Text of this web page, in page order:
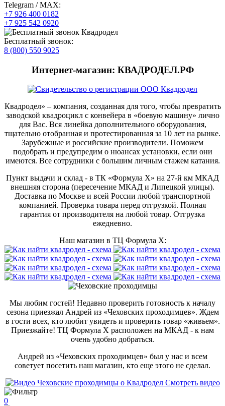
Telegram / MAX:
+7 926 400 0182
+7 925 542 0920
Бесплатный звонок:
8 (800) 550 9025
Интернет-магазин: КВАДРОДЕЛ.РФ
Квадродел» – компания, созданная для того, чтобы превратить
заводской квадроцикл с конвейера в «боевую машину» лично
для Вас. Вся линейка дополнительного оборудования,
тщательно отобранная и протестированная за 10 лет на рынке.
Зарубежные и российские производители. Поможем
подобрать и предупредим о нюансах установки, если они
имеются. Все сотрудники с большим личным стажем катания.
Пункт выдачи и склад - в ТК «Формула X» на 27-й км МКАД
внешняя сторона (пересечение МКАД и Липецкой улицы).
Доставка по Москве и всей России любой транспортной
компанией. Проверка товара перед отгрузкой. Полная
гарантия от производителя на любой товар. Отгрузка
ежедневно.
Наш магазин в ТЦ Формула Х:
Мы любим гостей! Недавно проверить готовность к началу
сезона приезжал Андрей из «Чеховских проходимцев». Ждем
в гости всех, кто любит увидеть и проверить товар «живьем».
Приезжайте! ТЦ Формула Х расположен на МКАД - к нам
очень удобно добраться.
Андрей из «Чеховских проходимцев» был у нас и всем
советует посетить наш магазин, кто еще этого не сделал.
Смотреть видео
0